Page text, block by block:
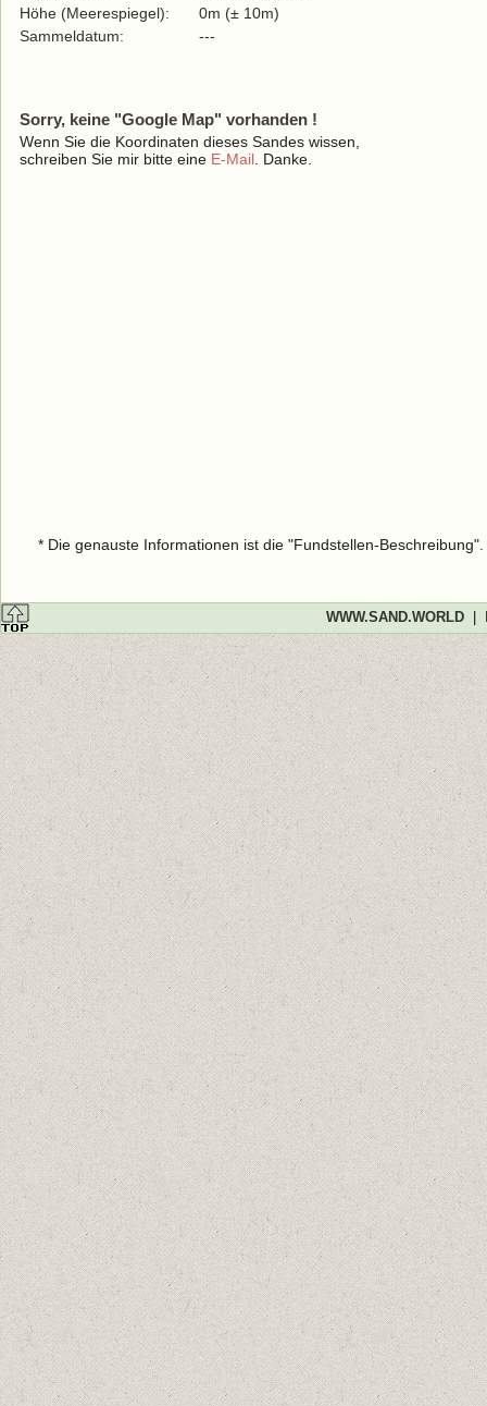
Höhe (Meerespiegel):
0m (± 10m)
Sammeldatum:
---
Sorry, keine "Google Map" vorhanden !
Wenn Sie die Koordinaten dieses Sandes wissen,
schreiben Sie mir bitte eine E-Mail . Danke.
* Die genauste Informationen ist die "Fundstellen-
WWW.SAND.WORLD|